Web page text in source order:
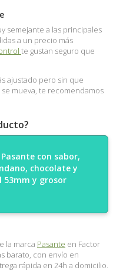
semejante a las principales
a un precio más
te gustan seguro que
ajustado pero sin que
mueva, te recomendamos
con sabor,
chocolate y
53mm y grosor
la marca Pasante en Factor
barato, con envío en
rápida en 24h a domicilio.